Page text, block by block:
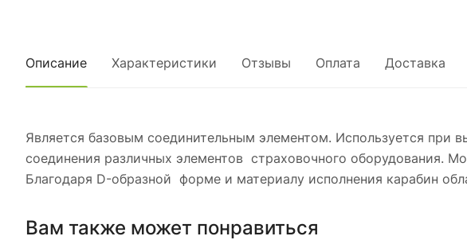
Описание Характеристики Отзывы Оплата Доставка
Является базовым соединительным элементом. Используется при
соединения различных элементов страховочного оборудования.
Благодаря D-образной форме и материалу исполнения карабин
Вам также может понравиться